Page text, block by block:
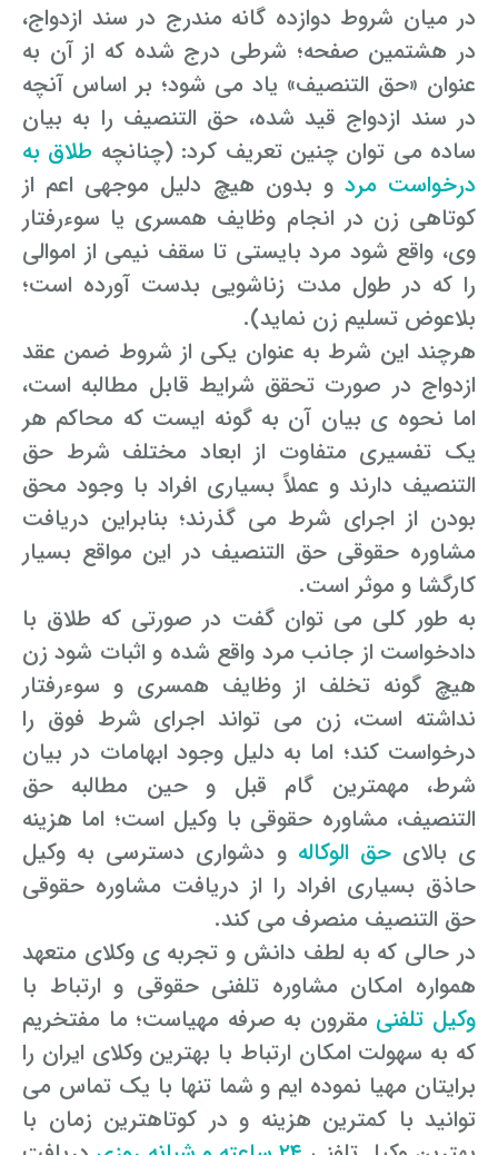
در میان شروط دوازده گانه مندرج در سند ازدواج،
در هشتمین صفحه؛ شرطی درج شده که از آن به
عنوان «حق التنصیف» یاد می شود؛ بر اساس آنچه
در سند ازدواج قید شده، حق التنصیف را به بیان
ساده می توان چنین تعریف کرد: (چنانچه طلاق به
درخواست مرد و بدون هیچ دلیل موجهی اعم از
کوتاهی زن در انجام وظایف همسری یا سوءرفتار
وی، واقع شود مرد بایستی تا سقف نیمی از اموالی
را که در طول مدت زناشویی بدست آورده است؛
بلاعوض تسلیم زن نماید).
هرچند این شرط به عنوان یکی از شروط ضمن عقد
ازدواج در صورت تحقق شرایط قابل مطالبه است،
اما نحوه ی بیان آن به گونه ایست که محاکم هر
یک تفسیری متفاوت از ابعاد مختلف شرط حق
التنصیف دارند و عملاً بسیاری افراد با وجود محق
بودن از اجرای شرط می گذرند؛ بنابراین دریافت
مشاوره حقوقی حق التنصیف در این مواقع بسیار
کارگشا و موثر است.
به طور کلی می توان گفت در صورتی که طلاق با
دادخواست از جانب مرد واقع شده و اثبات شود زن
هیچ گونه تخلف از وظایف همسری و سوءرفتار
نداشته است، زن می تواند اجرای شرط فوق را
درخواست کند؛ اما به دلیل وجود ابهامات در بیان
شرط، مهمترین گام قبل و حین مطالبه حق
التنصیف، مشاوره حقوقی با وکیل است؛ اما هزینه
ی بالایحق الوکاله و دشواری دسترسی به وکیل
حاذق بسیاری افراد را از دریافت مشاوره حقوقی
حق التنصیف منصرف می کند.
در حالی که به لطف دانش و تجربه ی وکلای متعهد
همواره امکان مشاوره تلفنی حقوقی و ارتباط با
وکیل تلفنی مقرون به صرفه مهیاست؛ ما مفتخریم
که به سهولت امکان ارتباط با بهترین وکلای ایران را
برایتان مهیا نموده ایم و شما تنها با یک تماس می
توانید با کمترین هزینه و در کوتاهترین زمان با